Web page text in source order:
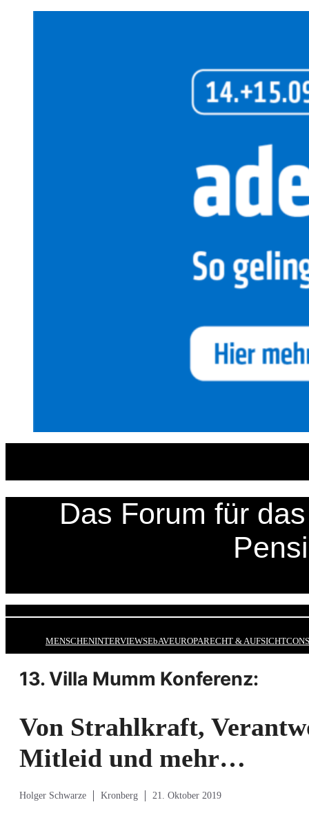
Das Forum für
MENSCHENINTERVIEWSEbAVEUROPARECHT & AUFSICHT
13. Villa Mumm Konferenz:
Von Strahlkraft,
Mitleid und mehr…
Holger Schwarze Kronberg 21. Oktober 2019